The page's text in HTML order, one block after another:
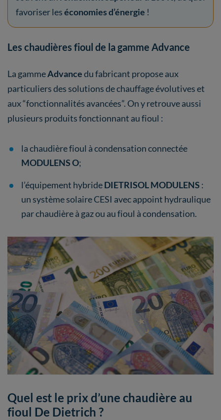
favoriser leséconomies d’énergie !
Les chaudières fioul de la gamme Advance
La gammeAdvancedu fabricant propose aux
particuliers des solutions de chauffage évolutives et
aux “fonctionnalités avancées”. On y retrouve aussi
plusieurs produits fonctionnant au fioul :
la chaudière fioul à condensation connectée
MODULENS O;
l’équipement hybrideDIETRISOL MODULENS :
un système solaire CESI avec appoint hydraulique
par chaudière à gaz ou au fioul à condensation.
Quel est le prix d’une chaudière au
fioul De Dietrich ?